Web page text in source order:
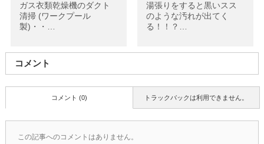
ガス衣類乾燥機のダクト
清掃 (ワークプール
製)・・…
湯張りをすると黒いスス
のような汚れが出てく
る！！？…
コメント
トラックバックは利用できません。
コメント (0)
この記事へのコメントはありません。